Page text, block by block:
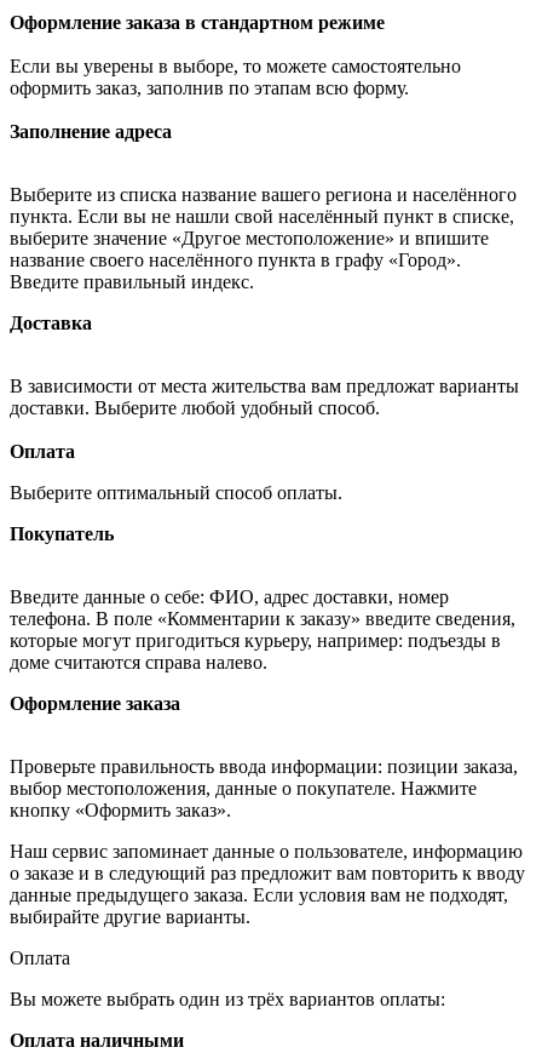
Оформление заказа в стандартном режиме
Если вы уверены в выборе, то можете самостоятельно
оформить заказ, заполнив по этапам всю форму.
Заполнение адреса
Выберите из списка название вашего региона и населённого
пункта. Если вы не нашли свой населённый пункт в списке,
выберите значение «Другое местоположение» и впишите
название своего населённого пункта в графу «Город».
Введите правильный индекс.
Доставка
В зависимости от места жительства вам предложат варианты
доставки. Выберите любой удобный способ.
Оплата
Выберите оптимальный способ оплаты.
Покупатель
Введите данные о себе: ФИО, адрес доставки, номер
телефона. В поле «Комментарии к заказу» введите сведения,
которые могут пригодиться курьеру, например: подъезды в
доме считаются справа налево.
Оформление заказа
Проверьте правильность ввода информации: позиции заказа,
выбор местоположения, данные о покупателе. Нажмите
кнопку «Оформить заказ».
Наш сервис запоминает данные о пользователе, информацию
о заказе и в следующий раз предложит вам повторить к вводу
данные предыдущего заказа. Если условия вам не подходят,
выбирайте другие варианты.
Оплата
Вы можете выбрать один из трёх вариантов оплаты:
Оплата наличными